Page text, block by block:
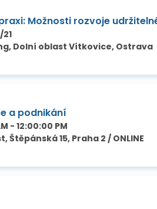
Možnosti rozvoje
Dolní oblast Vítkovice, Ostrava
a podnikání
- 12:00:00 PM
15, Praha 2 / ONLINE